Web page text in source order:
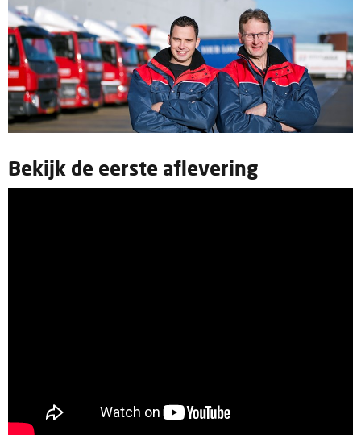
Bekijk de eerste aflevering